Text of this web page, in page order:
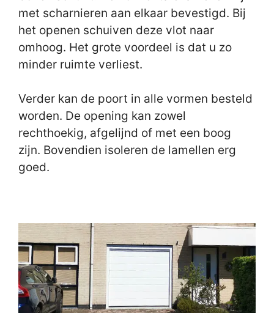
met scharnieren aan elkaar bevestigd. Bij
het openen schuiven deze vlot naar
omhoog. Het grote voordeel is dat u zo
minder ruimte verliest.
Verder kan de poort in alle vormen besteld
worden. De opening kan zowel
rechthoekig, afgelijnd of met een boog
zijn. Bovendien isoleren de lamellen erg
goed.